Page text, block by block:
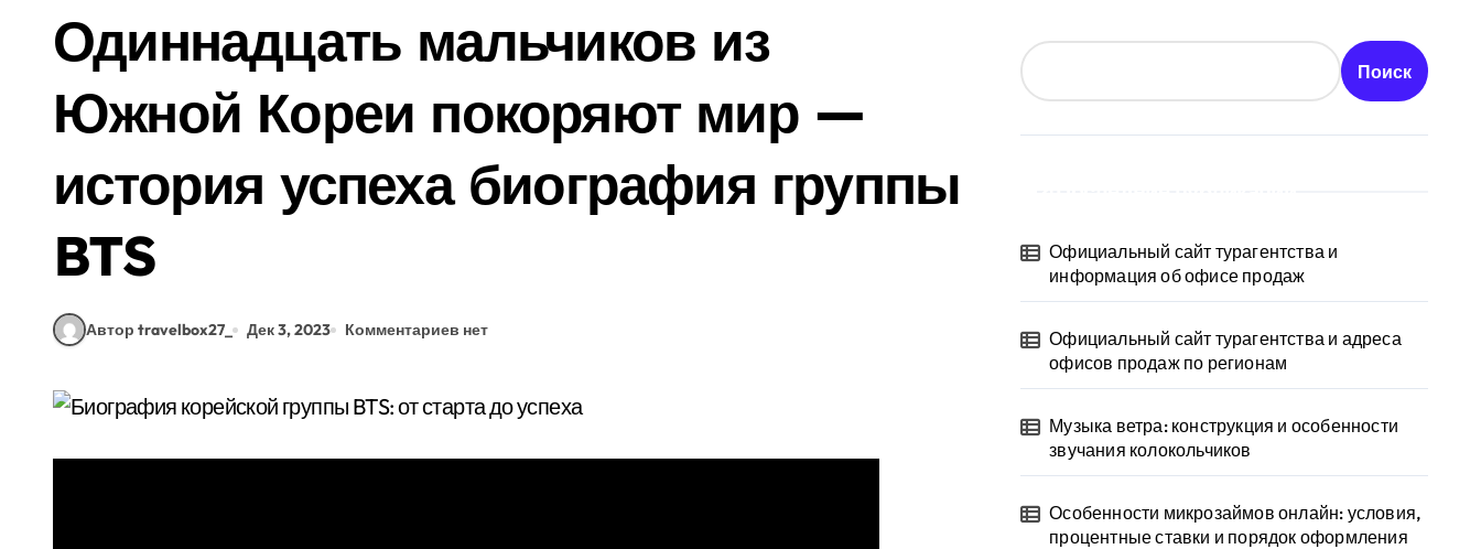
Одиннадцать мальчиков из
Южной Кореи покоряют мир —
история успеха биография группы
BTS
Автор travelbox27_ Дек 3, 2023 Комментариев нет
Поиск
Официальный сайт турагентства и
информация об офисе продаж
Официальный сайт турагентства и адреса
офисов продаж по регионам
Музыка ветра: конструкция и особенности
звучания колокольчиков
Особенности микрозаймов онлайн: условия,
процентные ставки и порядок оформления